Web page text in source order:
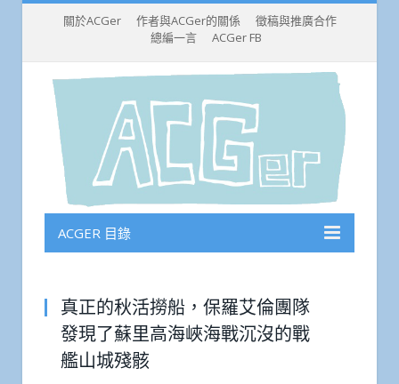
關於ACGer 作者與ACGer的關係
徵稿與推廣合作
總編一言
ACGer FB
ACGER 目錄
真正的秋活撈船，保羅艾倫團隊
發現了蘇里高海峽海戰沉沒的戰
艦山城殘骸